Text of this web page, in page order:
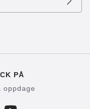
PÅ
oppdage